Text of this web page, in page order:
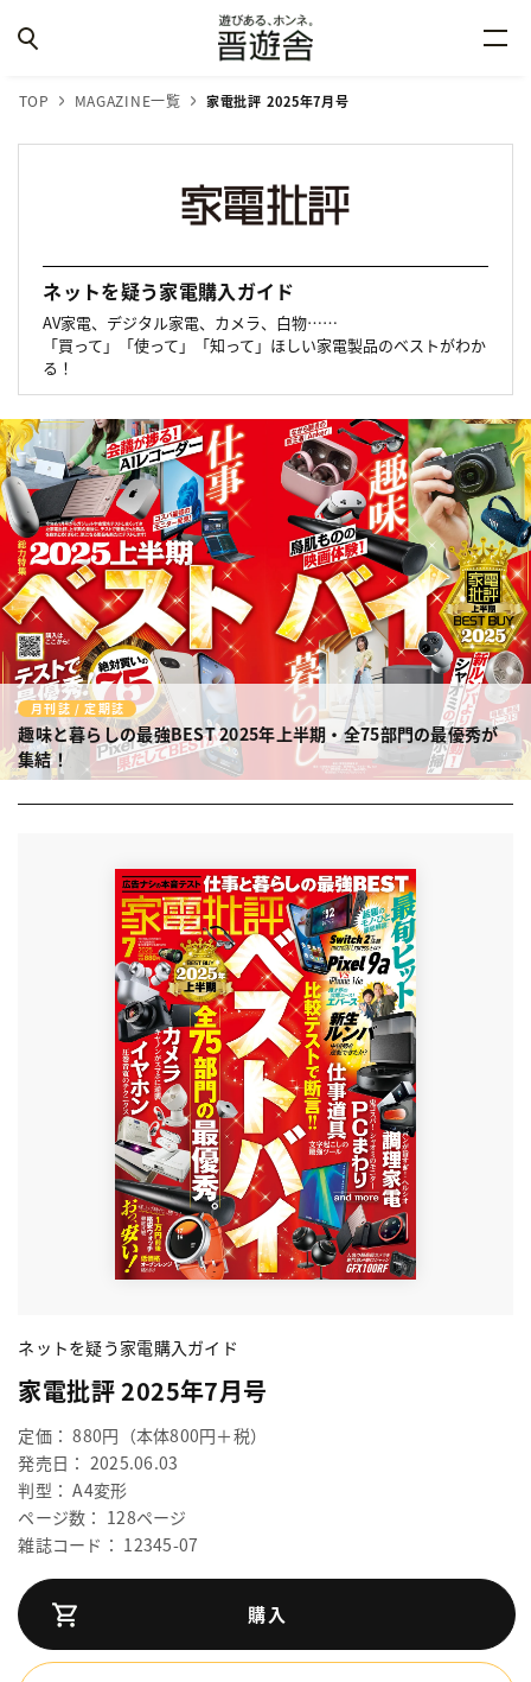
TOP MAGAZINE一覧 家電批評 2025年7月号
ネットを疑う家電購入ガイド
AV家電、デジタル家電、カメラ、白物……
「買って」「使って」「知って」ほしい家電製品のベストがわか
る！
月刊誌 / 定期誌
趣味と暮らしの最強BEST2025年上半期・全75部門の最優秀が
集結！
ネットを疑う家電購入ガイド
家電批評 2025年7月号
定価： 880円（本体800円＋税）
発売日： 2025.06.03
判型： A4変形
ページ数： 128ページ
雑誌コード： 12345-07
購入